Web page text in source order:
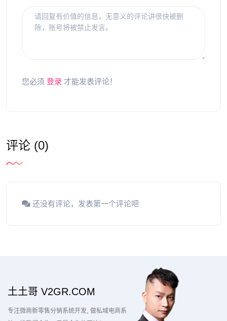
您必须 登录 才能发表评论！
评论 (0)
还没有评论，发表第一个评论吧
土土哥 V2GR.COM
专注微商新零售分销系统开发 做私域电商系